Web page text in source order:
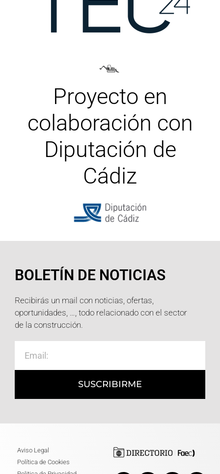
Proyecto en
colaboración con
Diputación de
Cádiz
BOLETÍN DE NOTICIAS
Recibirás un mail con noticias, ofertas,
oportunidades, …, todo relacionado con el sector
de la construcción.
SUSCRIBIRME
Aviso Legal
Política de Cookies